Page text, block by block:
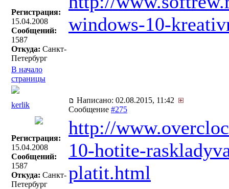
Регистрация:
15.04.2008
Сообщений:
1587
Откуда: Санкт-
Петербург
windows-10-
В начало
страницы
kerlik
Написано: 02.08.2015, 11:42
Сообщение #275
Регистрация:
15.04.2008
Сообщений:
1587
Откуда: Санкт-
Петербург
http://
10-hotite-
platit.html